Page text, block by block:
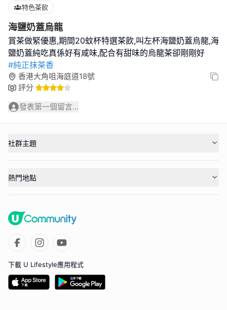
特色茶飲
海鹽奶蓋烏龍
賞茶做緊優惠,期間20蚊杯特選茶飲,叫左杯海鹽奶蓋烏龍,海
#純正抹茶香
香港大角咀海庭道18號
評分
發表第一個留言...
社群主題
熱門地點
下載 U Lifestyle應用程式